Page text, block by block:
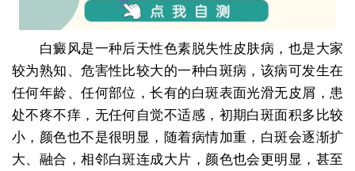
白癜风是一种后天性色素脱失性皮肤病，也是大家
较为熟知、危害性比较大的一种白斑病，该病可发生在
任何年龄、任何部位，长有的白斑表面光滑无皮屑，患
处不疼不痒，无任何自觉不适感，初期白斑面积多比较
小，颜色也不是很明显，随着病情加重，白斑会逐渐扩
大、融合，相邻白斑连成大片，颜色也会更明显，甚至